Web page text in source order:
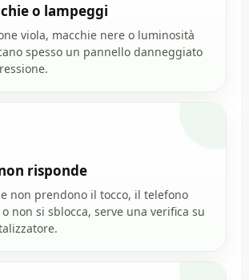
o lampeggi
viola, macchie nere o luminosità
spesso un pannello danneggiato
risponde
non prendono il tocco, il telefono
non si sblocca, serve una verifica su